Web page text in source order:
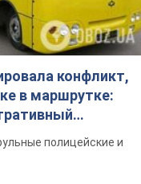
конфликт,
в маршрутке:
полицейские и